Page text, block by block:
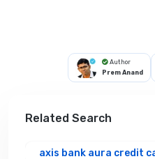
Author
Prem Anand
Related Search
axis bank aura credit